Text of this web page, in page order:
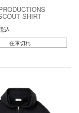
SHIRT
込
在庫切れ